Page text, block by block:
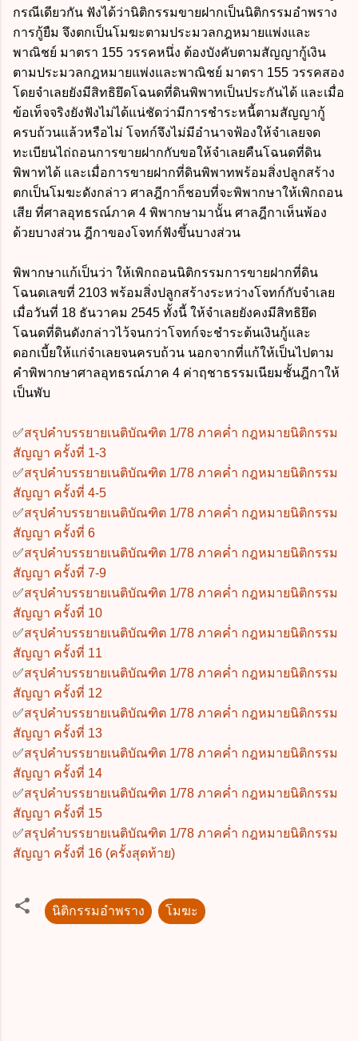
กรณีเดียวกัน ฟังได้ว่านิติกรรมขายฝากเป็นนิติกรรมอำพราง
การกู้ยืม จึงตกเป็นโมฆะตามประมวลกฎหมายแพ่งและ
พาณิชย์ มาตรา 155 วรรคหนึ่ง ต้องบังคับตามสัญญากู้เงิน
ตามประมวลกฎหมายแพ่งและพาณิชย์ มาตรา 155 วรรคสอง
โดยจำเลยยังมีสิทธิยึดโฉนดที่ดินพิพาทเป็นประกันได้ และเมื่อ
ข้อเท็จจริงยังฟังไม่ได้แน่ชัดว่ามีการชำระหนี้ตามสัญญากู้
ครบถ้วนแล้วหรือไม่ โจทก์จึงไม่มีอำนาจฟ้องให้จำเลยจด
ทะเบียนไถ่ถอนการขายฝากกับขอให้จำเลยคืนโฉนดที่ดิน
พิพาทได้ และเมื่อการขายฝากที่ดินพิพาทพร้อมสิ่งปลูกสร้าง
ตกเป็นโมฆะดังกล่าว ศาลฎีกาก็ชอบที่จะพิพากษาให้เพิกถอน
เสีย ที่ศาลอุทธรณ์ภาค 4 พิพากษามานั้น ศาลฎีกาเห็นพ้อง
ด้วยบางส่วน ฎีกาของโจทก์ฟังขึ้นบางส่วน
พิพากษาแก้เป็นว่า ให้เพิกถอนนิติกรรมการขายฝากที่ดิน
โฉนดเลขที่ 2103 พร้อมสิ่งปลูกสร้างระหว่างโจทก์กับจำเลย
เมื่อวันที่ 18 ธันวาคม 2545 ทั้งนี้ ให้จำเลยยังคงมีสิทธิยึด
โฉนดที่ดินดังกล่าวไว้จนกว่าโจทก์จะชำระต้นเงินกู้และ
ดอกเบี้ยให้แก่จำเลยจนครบถ้วน นอกจากที่แก้ให้เป็นไปตาม
คำพิพากษาศาลอุทธรณ์ภาค 4 ค่าฤชาธรรมเนียมชั้นฎีกาให้
เป็นพับ
✅สรุปคำบรรยายเนติบัณฑิต 1/78 ภาคค่ำ กฎหมายนิติกรรม
สัญญา ครั้งที่ 1-3
✅สรุปคำบรรยายเนติบัณฑิต 1/78 ภาคค่ำ กฎหมายนิติกรรม
สัญญา ครั้งที่ 4-5
✅สรุปคำบรรยายเนติบัณฑิต 1/78 ภาคค่ำ กฎหมายนิติกรรม
สัญญา ครั้งที่ 6
✅สรุปคำบรรยายเนติบัณฑิต 1/78 ภาคค่ำ กฎหมายนิติกรรม
สัญญา ครั้งที่ 7-9
✅สรุปคำบรรยายเนติบัณฑิต 1/78 ภาคค่ำ กฎหมายนิติกรรม
สัญญา ครั้งที่ 10
✅สรุปคำบรรยายเนติบัณฑิต 1/78 ภาคค่ำ กฎหมายนิติกรรม
สัญญา ครั้งที่ 11
✅สรุปคำบรรยายเนติบัณฑิต 1/78 ภาคค่ำ กฎหมายนิติกรรม
สัญญา ครั้งที่ 12
✅สรุปคำบรรยายเนติบัณฑิต 1/78 ภาคค่ำ กฎหมายนิติกรรม
สัญญา ครั้งที่ 13
✅สรุปคำบรรยายเนติบัณฑิต 1/78 ภาคค่ำ กฎหมายนิติกรรม
สัญญา ครั้งที่ 14
✅สรุปคำบรรยายเนติบัณฑิต 1/78 ภาคค่ำ กฎหมายนิติกรรม
สัญญา ครั้งที่ 15
✅สรุปคำบรรยายเนติบัณฑิต 1/78 ภาคค่ำ กฎหมายนิติกรรม
สัญญา ครั้งที่ 16 (ครั้งสุดท้าย)
นิติกรรมอำพราง โมฆะ